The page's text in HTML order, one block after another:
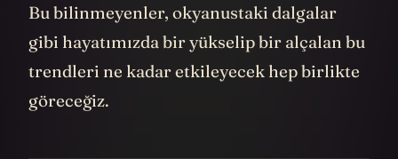
Bu bilinmeyenler, okyanustaki dalgalar
gibi hayatımızda bir yükselip bir alçalan bu
trendleri ne kadar etkileyecek hep birlikte
göreceğiz.